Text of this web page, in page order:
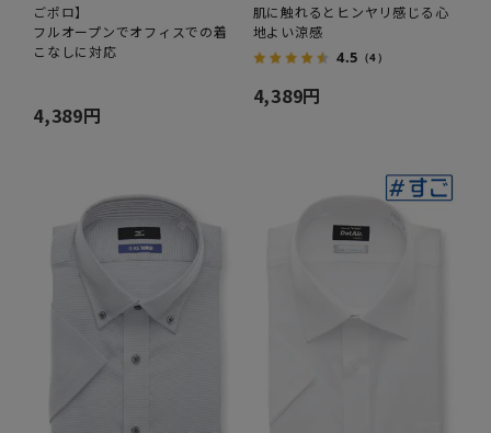
ごポロ】
フルオープンでオフィスでの着
こなしに対応
4,389円
肌に触れるとヒンヤリ感じる心
地よい涼感
4.5 （4）
4,389円